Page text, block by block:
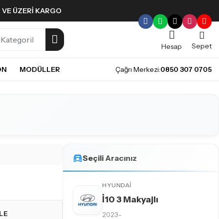
ÜZERI KARGO
Hesap
Sepet
MODÜLLER Çağrı Merkezi:0850 307 0705
Seçili Aracınız
HYUNDAI
İ10 3 Makyajlı
2023-